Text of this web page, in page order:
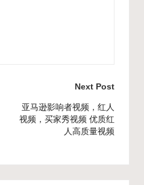
Next Post
亚马逊影响者视频，红人
视频，买家秀视频 优质红
人高质量视频